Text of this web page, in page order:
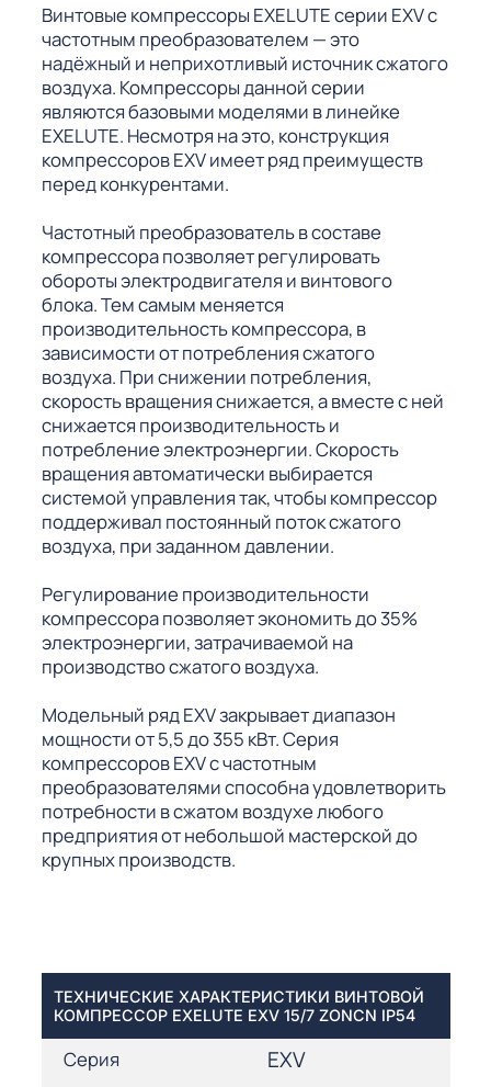
Винтовые компрессоры EXELUTE серии EXV с
частотным преобразователем — это
надёжный и неприхотливый источник сжатого
воздуха. Компрессоры данной серии
являются базовыми моделями в линейке
EXELUTE. Несмотря на это, конструкция
компрессоров EXV имеет ряд преимуществ
перед конкурентами.
Частотный преобразователь в составе
компрессора позволяет регулировать
обороты электродвигателя и винтового
блока. Тем самым меняется
производительность компрессора, в
зависимости от потребления сжатого
воздуха. При снижении потребления,
скорость вращения снижается, а вместе с ней
снижается производительность и
потребление электроэнергии. Скорость
вращения автоматически выбирается
системой управления так, чтобы компрессор
поддерживал постоянный поток сжатого
воздуха, при заданном давлении.
Регулирование производительности
компрессора позволяет экономить до 35%
электроэнергии, затрачиваемой на
производство сжатого воздуха.
Модельный ряд EXV закрывает диапазон
мощности от 5,5 до 355 кВт. Серия
компрессоров EXV с частотным
преобразователями способна удовлетворить
потребности в сжатом воздухе любого
предприятия от небольшой мастерской до
крупных производств.
ТЕХНИЧЕСКИЕ ХАРАКТЕРИСТИКИ ВИНТОВОЙ
КОМПРЕССОР EXELUTE EXV 15/7 ZONCN IP54
Серия EXV